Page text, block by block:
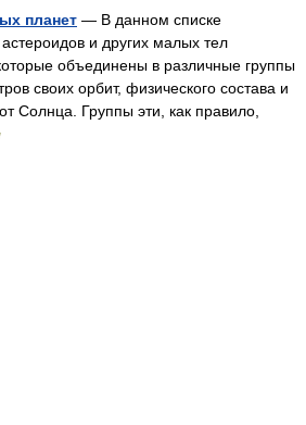
планет — В данном списке
и других малых тел
объединены в различные группы
своих орбит, физического состава и
Солнца. Группы эти, как правило,